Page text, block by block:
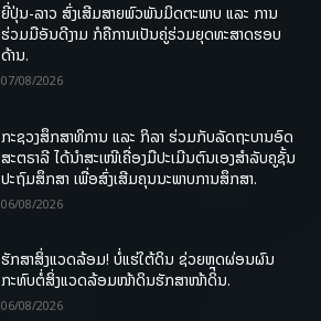
ຍີ່ປຸ່ນ-ລາວ ສົ່ງເສີມສາຍພົວພັນມິດຕະພາບ ແລະ ການ
ຮ່ວມມືອັນດີງາມ ກໍຄືການເປັນຄູ່ຮ່ວມຍຸດທະສາດຮອບ
ດ້ານ.
07/08/2026
ກະຊວງສຶກສາທິການ ແລະ ກິລາ ຮ່ວມກັບລັດຖະບານອົດ
ສະຕຣາລີ ໄດ້ນຳສະເໜີເຄື່ອງມືປະເມີນຕົນເອງສຳລັບຄູຊັ້ນ
ປະຖົມສຶກສາ ເພື່ອສົ່ງເສີມຄຸນນະພາບການສຶກສາ.
06/08/2026
ຮັກສາສິ່ງແວດລ້ອມ! ບໍ່ແຮ່ໃຕ້ດິນ ຊ່ວຍຫຼຸດຜ່ອນຜົນ
ກະທົບຕໍ່ສິ່ງແວດລ້ອມໜ້າດິນຮັກສາໜ້າດິນ.
06/08/2026